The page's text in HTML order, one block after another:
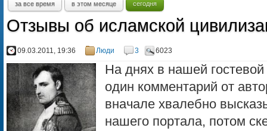
за все время в этом месяце сегодня
Отзывы об исламской
09.03.2011, 19:36 Люди 3 6023
На днях в нашей
один комментарий от
вначале хвалебно
нашего портала, потом